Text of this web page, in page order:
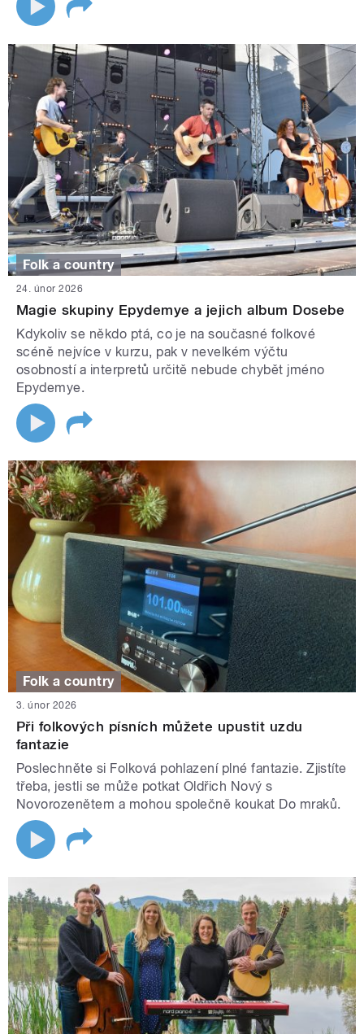
Folk a country
24. únor 2026
Magie skupiny Epydemye a jejich album Dosebe
Kdykoliv se někdo ptá, co je na současné folkové
scéně nejvíce v kurzu, pak v nevelkém výčtu
osobností a interpretů určitě nebude chybět jméno
Epydemye.
Folk a country
3. únor 2026
Při folkových písních můžete upustit uzdu
fantazie
Poslechněte si Folková pohlazení plné fantazie. Zjistíte
třeba, jestli se může potkat Oldřich Nový s
Novorozenětem a mohou společně koukat Do mraků.